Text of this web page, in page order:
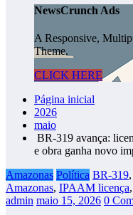
NewsCrunch Ads
A Responsive,
Theme.
CLICK HERE
Página inicial
2026
maio
BR-319 avança:
e obra ganha novo
Amazonas Política BR-319,
Amazonas, IPAAM licença,
admin maio 15, 2026 0